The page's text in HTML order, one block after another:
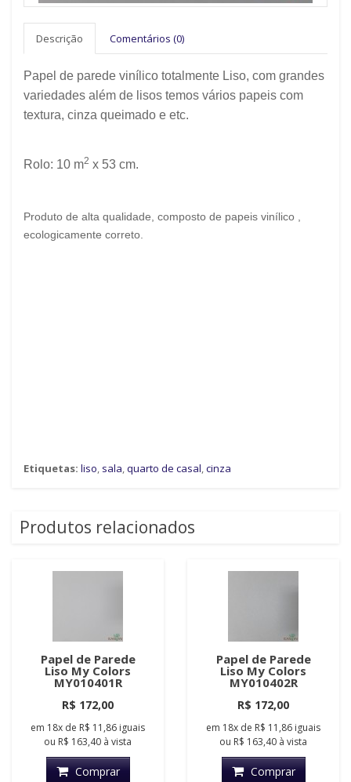
Descrição Comentários (0)
Papel de parede vinílico totalmente Liso, com grandes
variedades além de lisos temos vários papeis com
textura, cinza queimado e etc.
Rolo: 10 m2 x 53 cm.
Produto de alta qualidade, composto de papeis vinílico ,
ecologicamente correto.
Etiquetas: liso, sala,quarto de casal,cinza
Produtos relacionados
Papel de Parede
Liso My Colors
MY010401R
R$ 172,00
em 18x de R$ 11,86 iguais
ou R$ 163,40 à vista
Comprar
Papel de Parede
Liso My Colors
MY010402R
R$ 172,00
em 18x de R$ 11,86 iguais
ou R$ 163,40 à vista
Comprar